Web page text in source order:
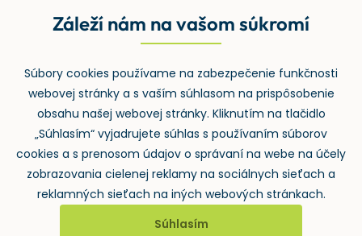
Ministerstvo životného prostredia
ASPI | Svet práva pre profesionálov
Denník Odpady-portal.sk
Záleží nám na vašom súkromí
Súbory cookies používame na zabezpečenie funkčnosti
webovej stránky a s vaším súhlasom na prispôsobenie
obsahu našej webovej stránky. Kliknutím na tlačidlo
„Súhlasím“ vyjadrujete súhlas s používaním súborov
cookies a s prenosom údajov o správaní na webe na účely
zobrazovania cielenej reklamy na sociálnych sieťach a
reklamných sieťach na iných webových stránkach.
Súhlasím